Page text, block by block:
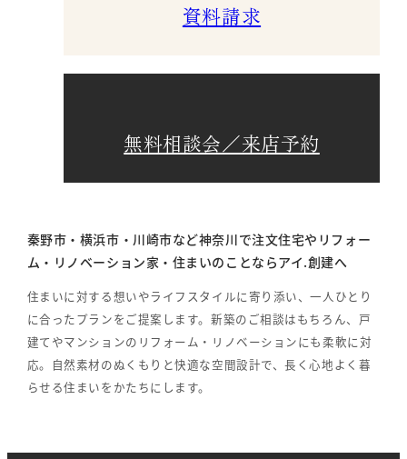
資料請求
無料相談会／来店予約
秦野市・横浜市・川崎市など神奈川で注文住宅やリフォー
ム・リノベーション家・住まいのことならアイ.創建へ
住まいに対する想いやライフスタイルに寄り添い、一人ひとり
に合ったプランをご提案します。新築のご相談はもちろん、戸
建てやマンションのリフォーム・リノベーションにも柔軟に対
応。自然素材のぬくもりと快適な空間設計で、長く心地よく暮
らせる住まいをかたちにします。